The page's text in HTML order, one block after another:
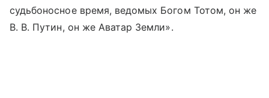
судьбоносное время, ведомых Богом Тотом, он же
В. В. Путин, он же Аватар Земли».